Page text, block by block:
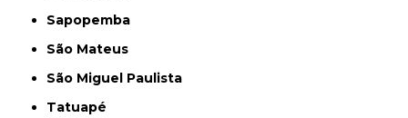
Sapopemba
São Mateus
São Miguel Paulista
Tatuapé